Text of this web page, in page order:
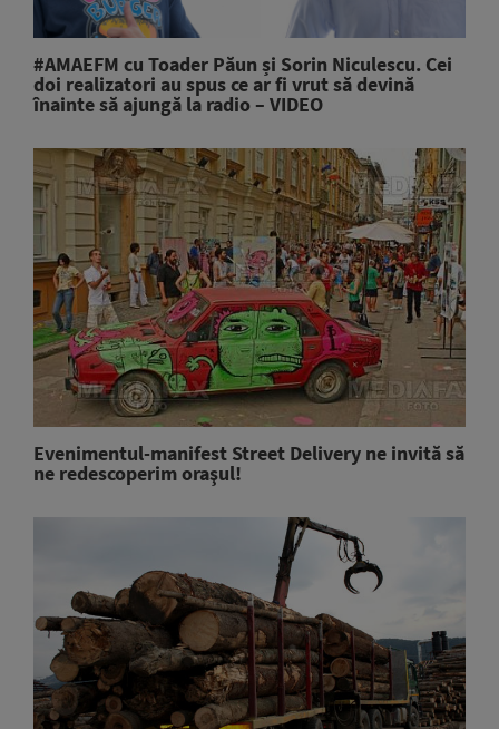
#AMAEFM cu Toader Păun și Sorin Niculescu. Cei
doi realizatori au spus ce ar fi vrut să devină
înainte să ajungă la radio – VIDEO
Evenimentul-manifest Street Delivery ne invită să
ne redescoperim oraşul!